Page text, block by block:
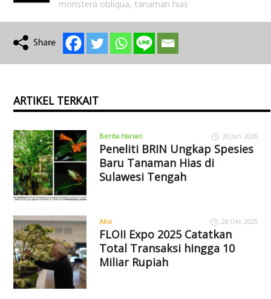
monstera obliqua, tanaman hias
ARTIKEL TERKAIT
Berita Harian 20 Jun 2026
Peneliti BRIN Ungkap Spesies
Baru Tanaman Hias di
Sulawesi Tengah
Aksi 28 Okt 2025
FLOII Expo 2025 Catatkan
Total Transaksi hingga 10
Miliar Rupiah